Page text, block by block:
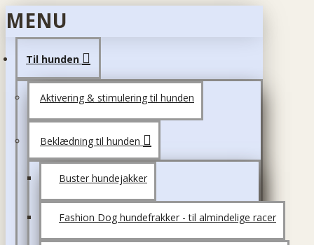
MENU
Til hunden
Aktivering & stimulering til hunden
Beklædning til hunden
Buster hundejakker
Fashion Dog hundefrakker - til almindelige racer